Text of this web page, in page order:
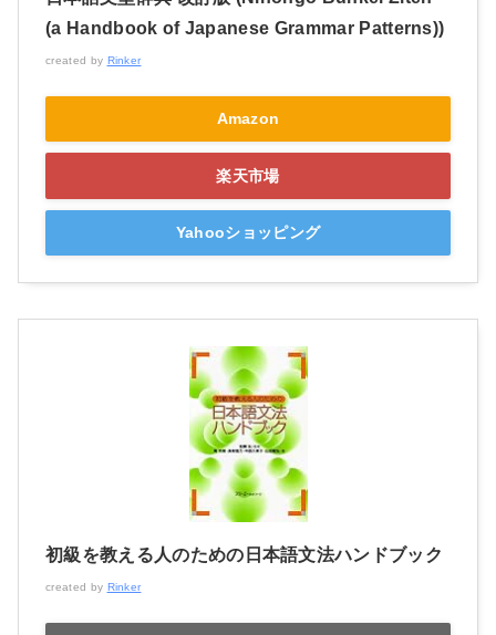
(a Handbook of Japanese Grammar Patterns))
created by Rinker
Amazon
楽天市場
Yahooショッピング
初級を教える人のための日本語文法ハンドブック
created by Rinker